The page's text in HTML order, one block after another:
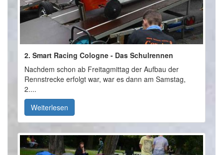
2. Smart Racing Cologne - Das Schulrennen
Nachdem schon ab Freitagmittag der Aufbau der
Rennstrecke erfolgt war, war es dann am Samstag,
2....
Weiterlesen